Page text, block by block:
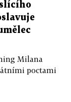
Milana
poctami